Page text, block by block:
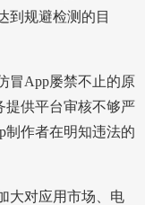
到规避检测的目
App屡禁不止的原
提供平台审核不够严
制作者在明知违法的
对应用市场、电